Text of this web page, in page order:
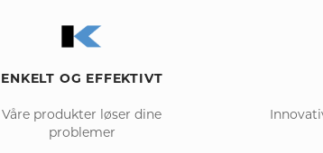
ENKELT OG EFFEKTIVT
Våre produkter løser dine
problemer